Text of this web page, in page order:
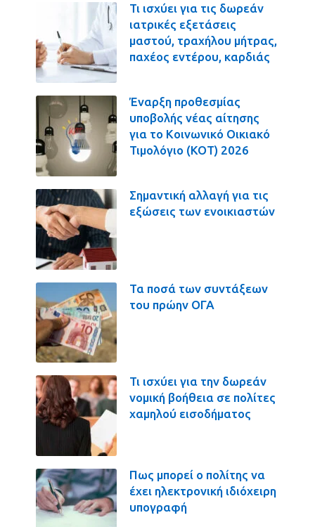
Τι ισχύει για τις δωρεάν
ιατρικές εξετάσεις
μαστού, τραχήλου μήτρας,
παχέος εντέρου, καρδιάς
Έναρξη προθεσμίας
υποβολής νέας αίτησης
για το Κοινωνικό Οικιακό
Τιμολόγιο (ΚΟΤ) 2026
Σημαντική αλλαγή για τις
εξώσεις των ενοικιαστών
Τα ποσά των συντάξεων
του πρώην ΟΓΑ
Τι ισχύει για την δωρεάν
νομική βοήθεια σε πολίτες
χαμηλού εισοδήματος
Πως μπορεί ο πολίτης να
έχει ηλεκτρονική ιδιόχειρη
υπογραφή